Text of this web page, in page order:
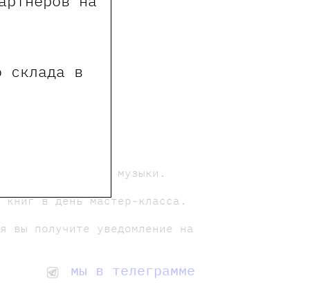
склада в
классической музыки.
в день мастер-класса.
вы получите уведомление на
мы в телеграмме